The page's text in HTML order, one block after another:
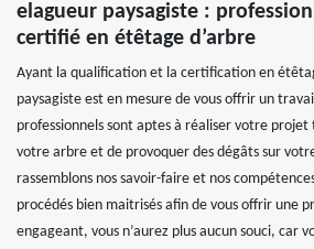
elagueur paysagiste :
certifié en étêtage d’arbre
Ayant la qualification et la certification en
paysagiste est en mesure de vous offrir un
professionnels sont aptes à réaliser votre
votre arbre et de provoquer des dégâts sur
rassemblons nos savoir-faire et nos
procédés bien maitrisés afin de vous offrir une
engageant, vous n’aurez plus aucun souci, car